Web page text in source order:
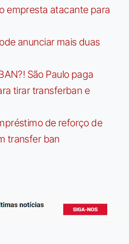
empresta atacante para
anunciar mais duas
São Paulo paga
tirar transferban e
de reforço de
transfer ban